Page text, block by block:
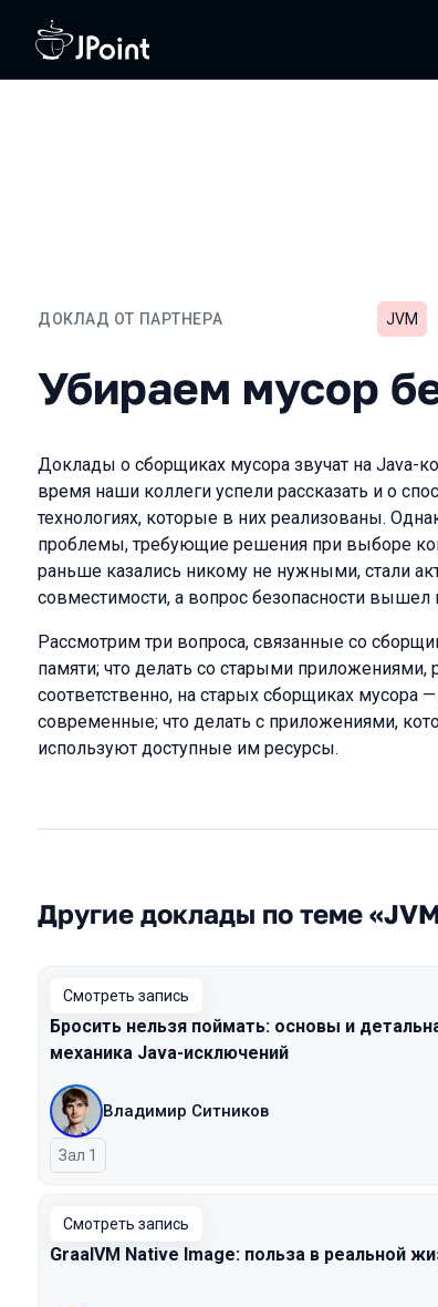
ДОКЛАД ОТ ПАРТНЕРА
Убираем мусор без
JVM
Убираем мусор
Доклады о сборщиках мусора звучат на Java-
время наши коллеги успели рассказать и о
технологиях, которые в них реализованы.
проблемы, требующие решения при выборе
раньше казались никому не нужными, стали
совместимости, а вопрос безопасности вышел
Рассмотрим три вопроса, связанные со
памяти; что делать со старыми
соответственно, на старых сборщиках мусора
современные; что делать с приложениями,
используют доступные им ресурсы.
Другие доклады по теме
Смотреть запись
Бросить нельзя поймать: основы и
механика Java-исключений
Владимир Ситников
Зал 1
Смотреть запись
GraalVM Native Image: польза в реальной